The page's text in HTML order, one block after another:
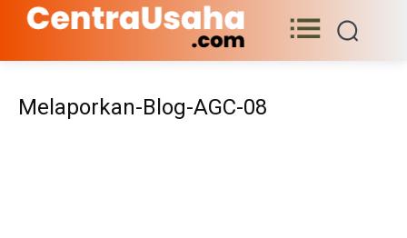
Melaporkan-Blog-AGC-08